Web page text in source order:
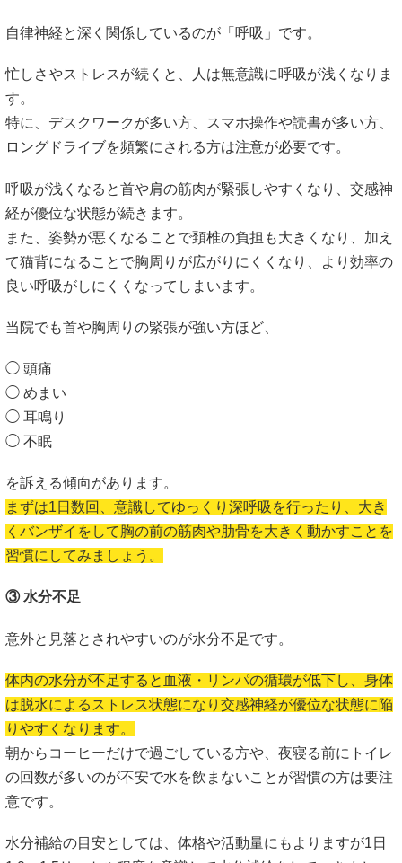
自律神経と深く関係しているのが「呼吸」です。
忙しさやストレスが続くと、人は無意識に呼吸が浅くなりま
す。
特に、デスクワークが多い方、スマホ操作や読書が多い方、
ロングドライブを頻繁にされる方は注意が必要です。
呼吸が浅くなると首や肩の筋肉が緊張しやすくなり、交感神
経が優位な状態が続きます。
また、姿勢が悪くなることで頚椎の負担も大きくなり、加え
て猫背になることで胸周りが広がりにくくなり、より効率の
良い呼吸がしにくくなってしまいます。
当院でも首や胸周りの緊張が強い方ほど、
◯ 頭痛
◯ めまい
◯ 耳鳴り
◯ 不眠
を訴える傾向があります。
まずは1日数回、意識してゆっくり深呼吸を行ったり、大き
くバンザイをして胸の前の筋肉や肋骨を大きく動かすことを
習慣にしてみましょう。
③ 水分不足
意外と見落とされやすいのが水分不足です。
体内の水分が不足すると血液・リンパの循環が低下し、身体
は脱水によるストレス状態になり交感神経が優位な状態に陥
りやすくなります。
朝からコーヒーだけで過ごしている方や、夜寝る前にトイレ
の回数が多いのが不安で水を飲まないことが習慣の方は要注
意です。
水分補給の目安としては、体格や活動量にもよりますが1日